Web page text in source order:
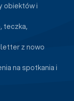
obiektów i
teczka,
z nowo
na spotkania i